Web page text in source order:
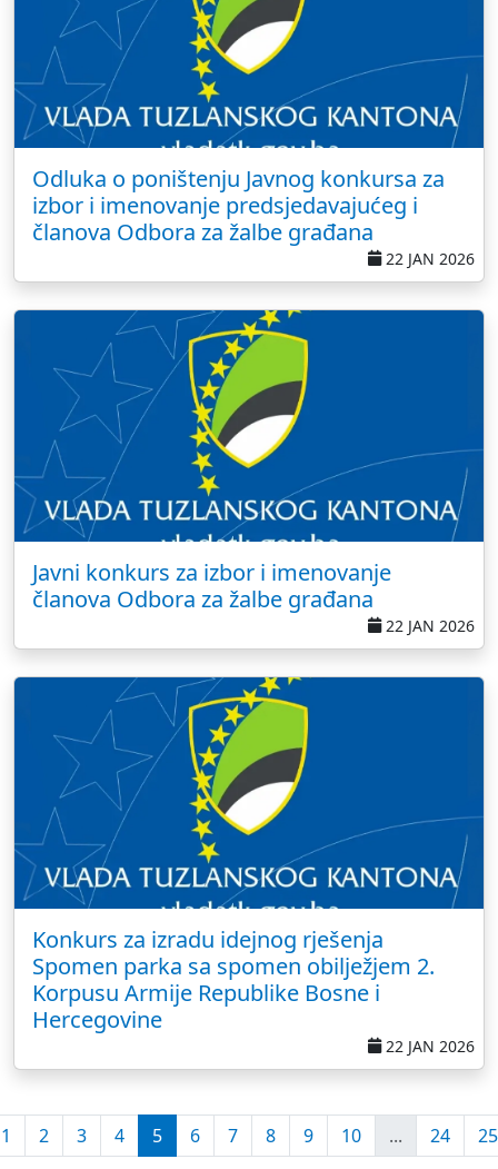
Odluka o poništenju Javnog konkursa za
izbor i imenovanje predsjedavajućeg i
članova Odbora za žalbe građana
22 JAN 2026
Javni konkurs za izbor i imenovanje
članova Odbora za žalbe građana
22 JAN 2026
Konkurs za izradu idejnog rješenja
Spomen parka sa spomen obilježjem 2.
Korpusu Armije Republike Bosne i
Hercegovine
22 JAN 2026
1 2 3 4 5 6 7 8 9 10 ... 24 25